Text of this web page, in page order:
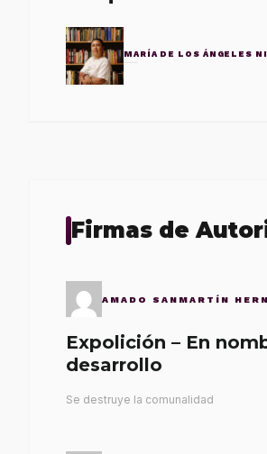
MARÍA DE LOS ÁNGELES
Firmas de
AMADO SANMARTÍN
Expolición – En
desarrollo
Se destruye la comunalidad